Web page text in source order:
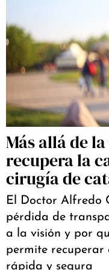
Más allá de
recupera la
cirugía de
El Doctor Alfredo
pérdida de
a la visión y por
permite
rápida y segura